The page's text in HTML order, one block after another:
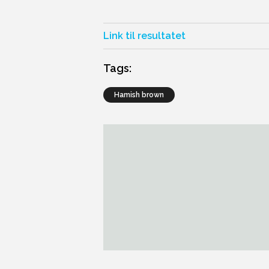
Link til resultatet
Tags:
hamish brown